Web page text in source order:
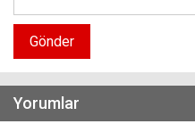
Gönder
Yorumlar